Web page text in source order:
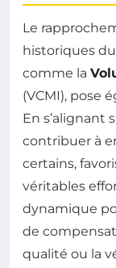
Le
historiques
comme la
(VCMI), pose
En s’alignant
contribuer à
certains,
véritables
dynamique
de
qualité ou la